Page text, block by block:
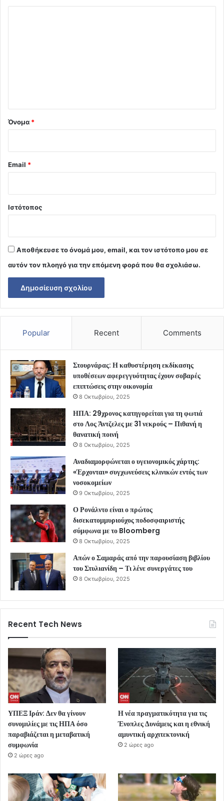
Όνομα *
Email *
Ιστότοπος
Αποθήκευσε το όνομά μου, email, και τον ιστότοπο μου σε
αυτόν τον πλοηγό για την επόμενη φορά που θα σχολιάσω.
Popular Recent Comments
Στουρνάρας: Η καθυστέρηση εκδίκασης
υποθέσεων αφερεγγυότητας έχουν σοβαρές
επιπτώσεις στην οικονομία
8 Οκτωβρίου, 2025
ΗΠΑ: 29χρονος κατηγορείται για τη φωτιά
στο Λος Άντζελες με 31 νεκρούς – Πιθανή η
θανατική ποινή
8 Οκτωβρίου, 2025
Αναδιαμορφώνεται ο υγειονομικός χάρτης:
«Έρχονται» συγχωνεύσεις κλινικών εντός των
νοσοκομείων
9 Οκτωβρίου, 2025
Ο Ρονάλντο είναι ο πρώτος
δισεκατομμυριούχος ποδοσφαιριστής
σύμφωνα με το Bloomberg
8 Οκτωβρίου, 2025
Απών ο Σαμαράς από την παρουσίαση βιβλίου
του Στυλιανίδη – Τι λένε συνεργάτες του
8 Οκτωβρίου, 2025
Recent Tech News
ΥΠΕΞ Ιράν: Δεν θα γίνουν
συνομιλίες με τις ΗΠΑ όσο
παραβιάζεται η μεταβατική
συμφωνία
2 ώρες ago
Η νέα πραγματικότητα για τις
Ένοπλες Δυνάμεις και η εθνική
αμυντική αρχιτεκτονική
2 ώρες ago